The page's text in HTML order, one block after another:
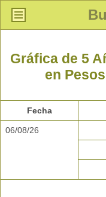
Gráfica de 5
en
Fecha
06/08/26